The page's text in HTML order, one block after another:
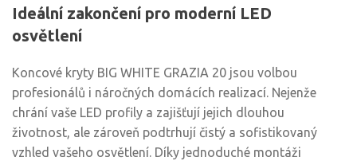
Ideální zakončení pro moderní LED
osvětlení
Koncové kryty BIG WHITE GRAZIA 20 jsou volbou
profesionálů i náročných domácích realizací. Nejenže
chrání vaše LED profily a zajišťují jejich dlouhou
životnost, ale zároveň podtrhují čistý a sofistikovaný
vzhled vašeho osvětlení. Díky jednoduché montáži